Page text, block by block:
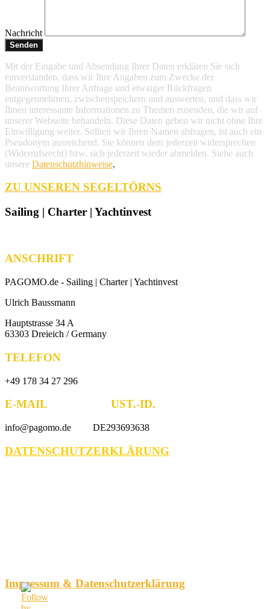
Nachricht
Mit der Eingabe und Absendung Ihrer Daten erklären Sie sich
einverstanden, dass wir Ihre Angaben zum Zwecke der
Beantwortung Ihrer Anfrage und etwaiger Rückfragen
entgegennehmen, zwischenspeichern und auswerten, und dass wir
Ihnen interessante Informationen zu Themen zusenden, die wir auf
unserer Webseite behandeln. Diese Daten geben wir nicht ohne Ihre
Einwilligung weiter. Sollten wir Ihren Namen abfragen, ist auch ein
Pseudonym ausreichend. Sie können dem jederzeit widersprechen
(Widerrufsrecht) bzw. sich jederzeit wieder abmelden. Siehe auch
unsere Datenschutzhinweise.
ZU UNSEREN SEGELTÖRNS
Sailing | Charter | Yachtinvest
ANSCHRIFT
PAGOMO.de - Sailing | Charter | Yachtinvest
Ulrich Baussmann
Hauptstrasse 34 A
63303 Dreieich / Germany
TELEFON
+49 178 34 27 296
E-MAIL UST.-ID.
info@pagomo.de DE293693638
DATENSCHUTZERKLÄRUNG
Impressum & Datenschutzerklärung